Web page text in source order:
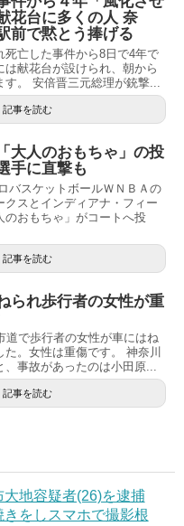
花台に多くの人 奈
前で黙とう捧げる
死亡した事件から8日で4年で
献花台が設けられ、朝から
す。 安倍晋三元総理が銃撃...
記事を読む
大人のおもちゃ」の投
手に直撃も
バスケットボールＷＮＢＡの
クスとインディアナ・フィー
のおもちゃ」がコートへ投
記事を読む
られ歩行者の女性が重
道で歩行者の女性が車にはね
。女性は重傷です。 神奈川
、事故があったのは小田原...
記事を読む
地容疑者(26)を逮捕
をしスマホで撮影根